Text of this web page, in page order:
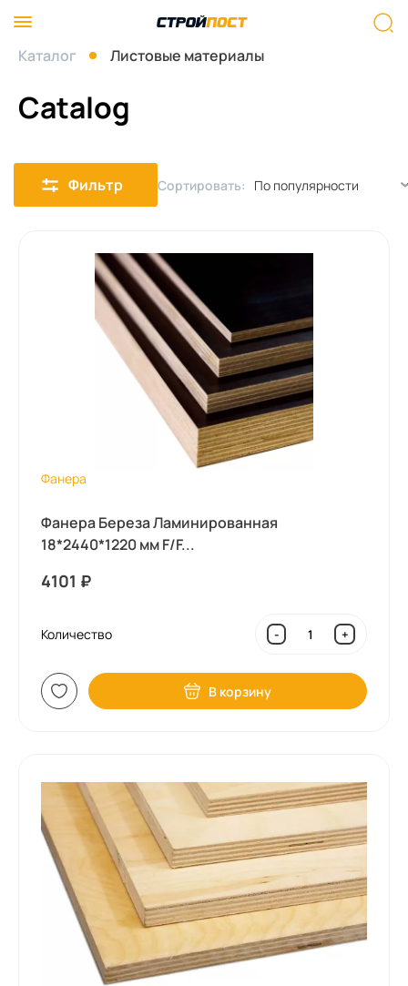
Каталог Листовые материалы
Catalog
Фильтр Сортировать:
Фанера
Фанера Береза Ламинированная
18*2440*1220 мм F/F...
4101 ₽
Количество - +
В корзину